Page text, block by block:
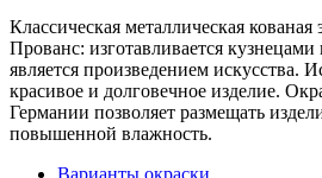
Классическая металлическая кованая
Прованс: изготавливается
является произведением искусства.
красивое и долговечное изделие.
Германии позволяет размещать
повышенной влажность.
Варианты окраски